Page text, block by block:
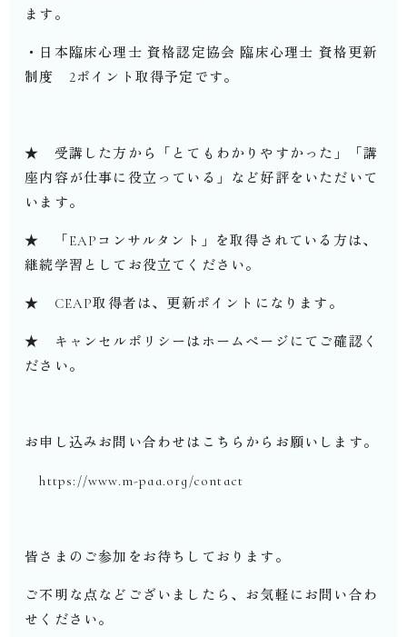
ます。
・日本臨床心理士 資格認定協会 臨床心理士 資格更新
制度 2ポイント取得予定です。
★ 受講した方から「とてもわかりやすかった」「講
座内容が仕事に役立っている」など好評をいただいて
います。
★ 「EAPコンサルタント」を取得されている方は、
継続学習としてお役立てください。
★ CEAP取得者は、更新ポイントになります。
★ キャンセルポリシーはホームページにてご確認く
ださい。
お申し込みお問い合わせはこちらからお願いします。
https://www.m-paa.org/contact
皆さまのご参加をお待ちしております。
ご不明な点などございましたら、お気軽にお問い合わ
せください。